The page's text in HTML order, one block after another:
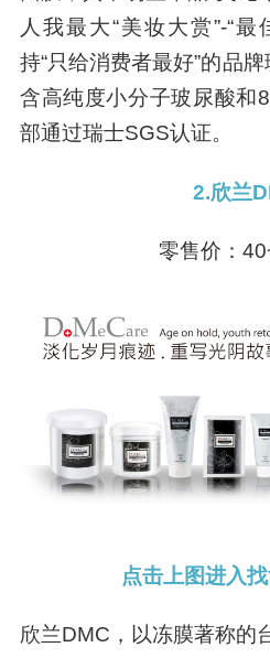
人我最大“美妆大赏”-“
持“只给消费者最好”的品
含高纯度小分子玻尿酸和
部通过瑞士SGS认证。
2.欣兰
零售价：
点击上图进入
欣兰DMC，以冻膜著称的